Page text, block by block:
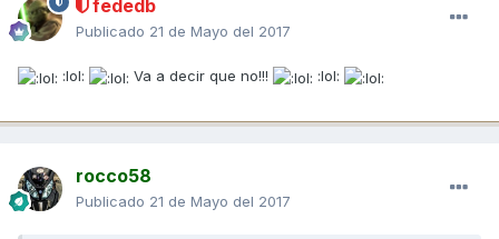
fededb
Publicado 21 de Mayo del 2017
:lol: Va a decir que no!!! :lol:
rocco58
Publicado 21 de Mayo del 2017